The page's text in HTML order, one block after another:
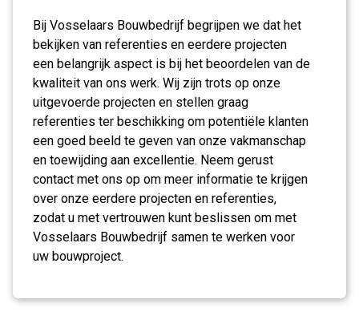
Bij Vosselaars Bouwbedrijf begrijpen we dat het
bekijken van referenties en eerdere projecten
een belangrijk aspect is bij het beoordelen van de
kwaliteit van ons werk. Wij zijn trots op onze
uitgevoerde projecten en stellen graag
referenties ter beschikking om potentiële klanten
een goed beeld te geven van onze vakmanschap
en toewijding aan excellentie. Neem gerust
contact met ons op om meer informatie te krijgen
over onze eerdere projecten en referenties,
zodat u met vertrouwen kunt beslissen om met
Vosselaars Bouwbedrijf samen te werken voor
uw bouwproject.